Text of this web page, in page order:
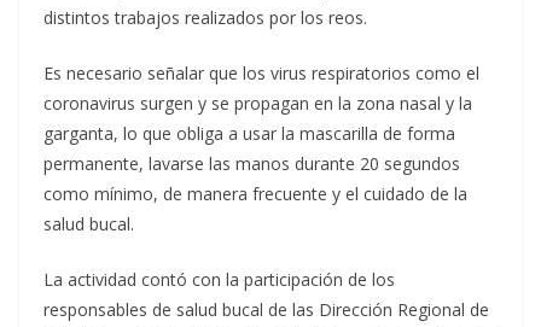
distintos trabajos realizados por los reos.
Es necesario señalar que los virus respiratorios como el
coronavirus surgen y se propagan en la zona nasal y la
garganta, lo que obliga a usar la mascarilla de forma
permanente, lavarse las manos durante 20 segundos
como mínimo, de manera frecuente y el cuidado de la
salud bucal.
La actividad contó con la participación de los
responsables de salud bucal de las Dirección Regional de